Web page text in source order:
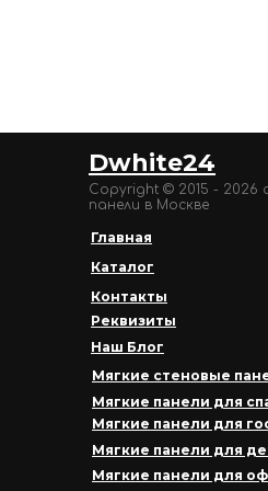
Мягкие стеновые
Мягкие панели для
Мягкие панели для
Мягкие панели для
Мягкие панели для
Главная
Каталог
Контакты
Реквизиты
Наш Блог
Copyright © 2015 - 2026
панели в Москве
Dwhite24